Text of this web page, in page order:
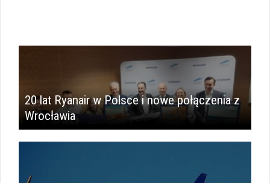
20 lat Ryanair w Polsce i nowe połączenia z
Wrocławia